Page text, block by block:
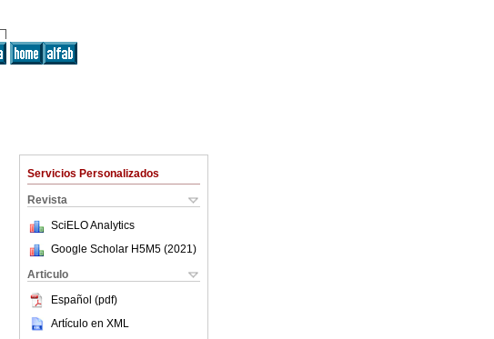
Servicios Personalizados
Revista
SciELO Analytics
Google Scholar H5M5 (2021 )
Articulo
Español (pdf)
Artículo en XML